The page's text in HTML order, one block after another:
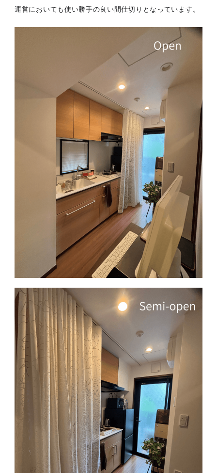
運営においても使い勝手の良い間仕切りとなっています。